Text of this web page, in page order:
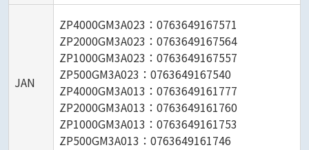
JAN
ZP4000GM3A023：0763649167571
ZP2000GM3A023：0763649167564
ZP1000GM3A023：0763649167557
ZP500GM3A023：0763649167540
ZP4000GM3A013：0763649161777
ZP2000GM3A013：0763649161760
ZP1000GM3A013：0763649161753
ZP500GM3A013：0763649161746